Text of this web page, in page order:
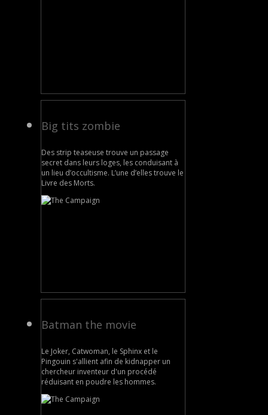
Big tits zombie
Des strip teaseuse trouve un passage
secret dans leurs loges, les conduisant à
un lieu d’occultisme. L’une d’elles trouve le
Livre des Morts.
Batman the movie
Le Joker, Catwoman, le Sphinx et le
Pingouin s'allient afin de kidnapper un
chercheur inventeur d'un procédé
réduisant en poudre les hommes.